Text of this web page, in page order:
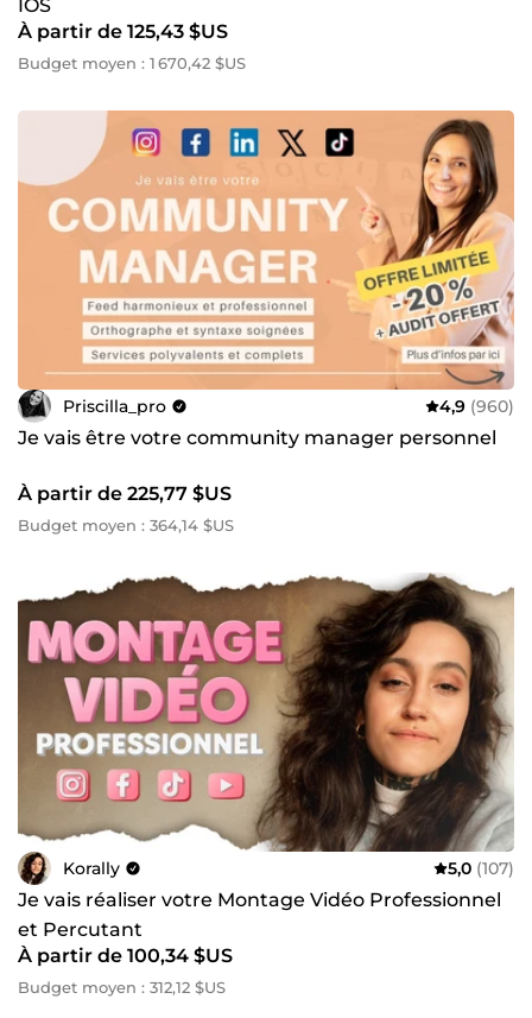
IOS
À partir de 125,43 $US
Budget moyen : 1 670,42 $US
Priscilla_pro 4,9 (960)
Je vais être votre community manager personnel
À partir de 225,77 $US
Budget moyen : 364,14 $US
Korally 5,0 (107)
Je vais réaliser votre Montage Vidéo Professionnel
et Percutant
À partir de 100,34 $US
Budget moyen : 312,12 $US